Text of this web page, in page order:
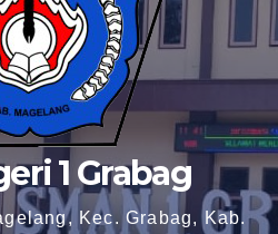
1 Grabag
Kec. Grabag, Kab.